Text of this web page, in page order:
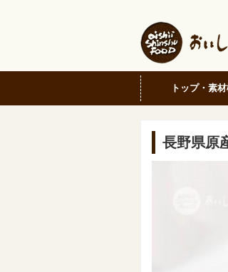
トップ・素
長野県原